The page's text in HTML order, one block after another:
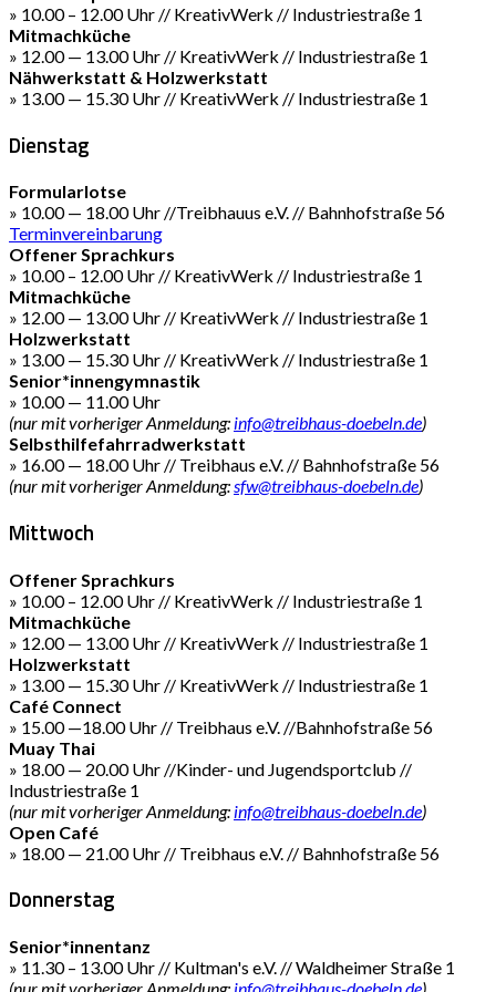
» 10.00 – 12.00 Uhr // KreativWerk // Industriestraße 1
Mitmachküche
» 12.00 — 13.00 Uhr // KreativWerk // Industriestraße 1
Nähwerkstatt & Holzwerkstatt
» 13.00 — 15.30 Uhr // KreativWerk // Industriestraße 1
Dienstag
Formularlotse
» 10.00 — 18.00 Uhr //Treibhauus e.V. // Bahnhofstraße 56
Terminvereinbarung
Offener Sprachkurs
» 10.00 – 12.00 Uhr // KreativWerk // Industriestraße 1
Mitmachküche
» 12.00 — 13.00 Uhr // KreativWerk // Industriestraße 1
Holzwerkstatt
» 13.00 — 15.30 Uhr // KreativWerk // Industriestraße 1
Senior*innengymnastik
» 10.00 — 11.00 Uhr
(nur mit vorheriger Anmeldung: info@treibhaus-doebeln.de)
Selbsthilfefahrradwerkstatt
» 16.00 — 18.00 Uhr // Treibhaus e.V. // Bahnhofstraße 56
(nur mit vorheriger Anmeldung:sfw@treibhaus-doebeln.de)
Mittwoch
Offener Sprachkurs
» 10.00 – 12.00 Uhr // KreativWerk // Industriestraße 1
Mitmachküche
» 12.00 — 13.00 Uhr // KreativWerk // Industriestraße 1
Holzwerkstatt
» 13.00 — 15.30 Uhr // KreativWerk // Industriestraße 1
Café Connect
» 15.00 —18.00 Uhr // Treibhaus e.V. //Bahnhofstraße 56
Muay Thai
» 18.00 — 20.00 Uhr //Kinder- und Jugendsportclub //
Industriestraße 1
(nur mit vorheriger Anmeldung: info@treibhaus-doebeln.de)
Open Café
» 18.00 — 21.00 Uhr // Treibhaus e.V. // Bahnhofstraße 56
Donnerstag
Senior*innentanz
» 11.30 – 13.00 Uhr // Kultman's e.V. // Waldheimer Straße 1